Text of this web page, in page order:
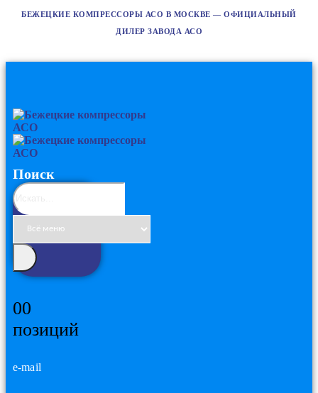
БЕЖЕЦКИЕ КОМПРЕССОРЫ АСО В МОСКВЕ — ОФИЦИАЛЬНЫЙ
ДИЛЕР ЗАВОДА АСО
Поиск
00
позиций
e-mail